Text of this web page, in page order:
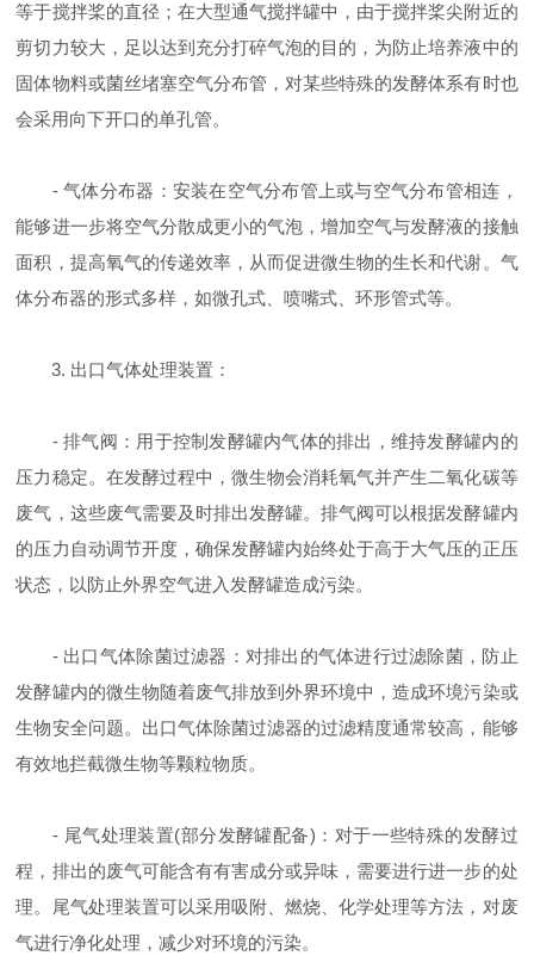
等于搅拌桨的直径；在大型通气搅拌罐中，由于搅拌桨尖附近的
剪切力较大，足以达到充分打碎气泡的目的，为防止培养液中的
固体物料或菌丝堵塞空气分布管，对某些特殊的发酵体系有时也
会采用向下开口的单孔管。
- 气体分布器：安装在空气分布管上或与空气分布管相连，
能够进一步将空气分散成更小的气泡，增加空气与发酵液的接触
面积，提高氧气的传递效率，从而促进微生物的生长和代谢。气
体分布器的形式多样，如微孔式、喷嘴式、环形管式等。
3. 出口气体处理装置：
- 排气阀：用于控制发酵罐内气体的排出，维持发酵罐内的
压力稳定。在发酵过程中，微生物会消耗氧气并产生二氧化碳等
废气，这些废气需要及时排出发酵罐。排气阀可以根据发酵罐内
的压力自动调节开度，确保发酵罐内始终处于高于大气压的正压
状态，以防止外界空气进入发酵罐造成污染。
- 出口气体除菌过滤器：对排出的气体进行过滤除菌，防止
发酵罐内的微生物随着废气排放到外界环境中，造成环境污染或
生物安全问题。出口气体除菌过滤器的过滤精度通常较高，能够
有效地拦截微生物等颗粒物质。
- 尾气处理装置(部分发酵罐配备)：对于一些特殊的发酵过
程，排出的废气可能含有有害成分或异味，需要进行进一步的处
理。尾气处理装置可以采用吸附、燃烧、化学处理等方法，对废
气进行净化处理，减少对环境的污染。